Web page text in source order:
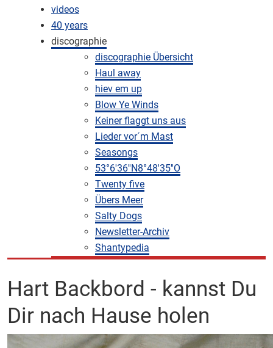
videos
40 years
discographie
discographie Übersicht
Haul away
hiev em up
Blow Ye Winds
Keiner flaggt uns aus
Lieder vor´m Mast
Seasongs
53°6'36''N8°48'35''O
Twenty five
Übers Meer
Salty Dogs
Newsletter-Archiv
Shantypedia
Hart Backbord - kannst Du
Dir nach Hause holen